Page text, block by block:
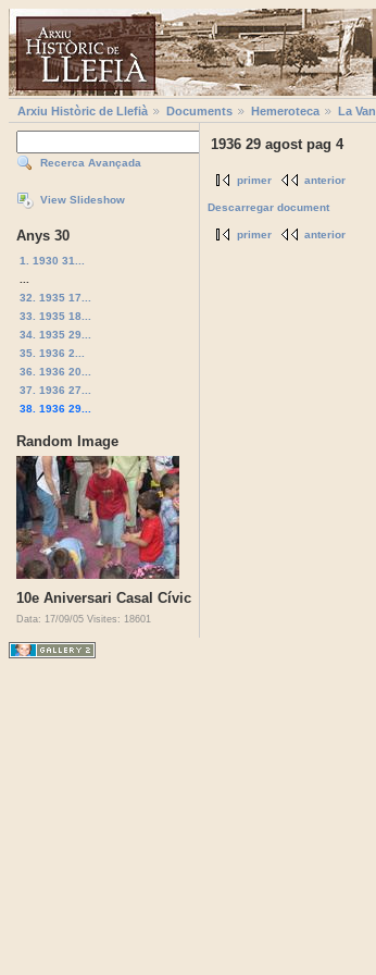
Arxiu Històric de Llefià Documents Hemeroteca La
Recerca Avançada
View Slideshow
Anys 30
1. 1930 31...
32. 1935 17...
33. 1935 18...
34. 1935 29...
35. 1936 2...
36. 1936 20...
37. 1936 27...
38. 1936 29...
Random Image
10e Aniversari Casal Cívic
Data: 17/09/05 Visites: 18601
1936 29 agost pag 4
primer anterior
Descarregar document
primer anterior